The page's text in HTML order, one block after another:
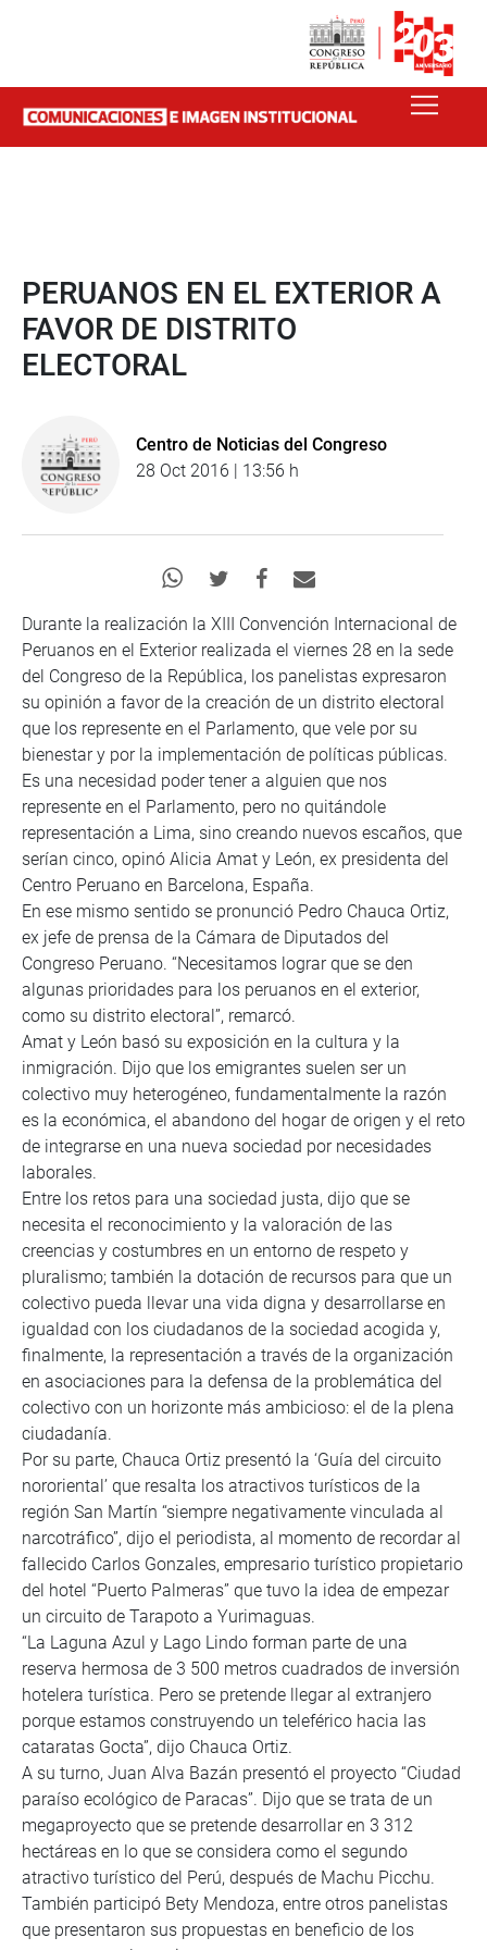
PERUANOS EN EL EXTERIOR A
FAVOR DE DISTRITO
ELECTORAL
Centro de Noticias del Congreso
28 Oct 2016 | 13:56 h
Durante la realización la XIII Convención Internacional de
Peruanos en el Exterior realizada el viernes 28 en la sede
del Congreso de la República, los panelistas expresaron
su opinión a favor de la creación de un distrito electoral
que los represente en el Parlamento, que vele por su
bienestar y por la implementación de políticas públicas.
Es una necesidad poder tener a alguien que nos
represente en el Parlamento, pero no quitándole
representación a Lima, sino creando nuevos escaños, que
serían cinco, opinó Alicia Amat y León, ex presidenta del
Centro Peruano en Barcelona, España.
En ese mismo sentido se pronunció Pedro Chauca Ortiz,
ex jefe de prensa de la Cámara de Diputados del
Congreso Peruano. “Necesitamos lograr que se den
algunas prioridades para los peruanos en el exterior,
como su distrito electoral”, remarcó.
Amat y León basó su exposición en la cultura y la
inmigración. Dijo que los emigrantes suelen ser un
colectivo muy heterogéneo, fundamentalmente la razón
es la económica, el abandono del hogar de origen y el reto
de integrarse en una nueva sociedad por necesidades
laborales.
Entre los retos para una sociedad justa, dijo que se
necesita el reconocimiento y la valoración de las
creencias y costumbres en un entorno de respeto y
pluralismo; también la dotación de recursos para que un
colectivo pueda llevar una vida digna y desarrollarse en
igualdad con los ciudadanos de la sociedad acogida y,
finalmente, la representación a través de la organización
en asociaciones para la defensa de la problemática del
colectivo con un horizonte más ambicioso: el de la plena
ciudadanía.
Por su parte, Chauca Ortiz presentó la ‘Guía del circuito
nororiental’ que resalta los atractivos turísticos de la
región San Martín “siempre negativamente vinculada al
narcotráfico”, dijo el periodista, al momento de recordar al
fallecido Carlos Gonzales, empresario turístico propietario
del hotel “Puerto Palmeras” que tuvo la idea de empezar
un circuito de Tarapoto a Yurimaguas.
“La Laguna Azul y Lago Lindo forman parte de una
reserva hermosa de 3 500 metros cuadrados de inversión
hotelera turística. Pero se pretende llegar al extranjero
porque estamos construyendo un teleférico hacia las
cataratas Gocta”, dijo Chauca Ortiz.
A su turno, Juan Alva Bazán presentó el proyecto “Ciudad
paraíso ecológico de Paracas”. Dijo que se trata de un
megaproyecto que se pretende desarrollar en 3 312
hectáreas en lo que se considera como el segundo
atractivo turístico del Perú, después de Machu Picchu.
También participó Bety Mendoza, entre otros panelistas
que presentaron sus propuestas en beneficio de los